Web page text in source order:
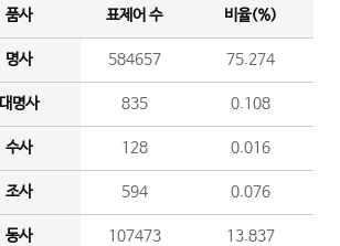
품사 표제어 수 비율(%)
명사 584657 75.274
명사 835 0.108
수사 128 0.016
조사 594 0.076
동사 107473 13.837